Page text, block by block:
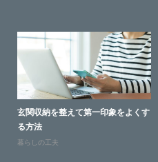
玄関収納を整えて第一印象をよくす
る方法
暮らしの工夫